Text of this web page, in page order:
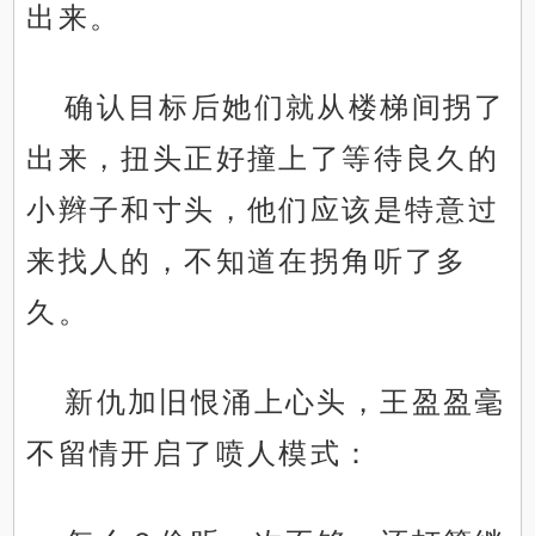
出来。
确认目标后她们就从楼梯间拐了
出来，扭头正好撞上了等待良久的
小辫子和寸头，他们应该是特意过
来找人的，不知道在拐角听了多
久。
新仇加旧恨涌上心头，王盈盈毫
不留情开启了喷人模式：